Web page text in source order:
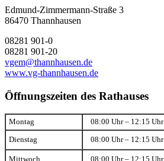
Edmund-Zimmermann-Straße 3
86470 Thannhausen
08281 901-0
08281 901-20
vgem@thannhausen.de
www.vg-thannhausen.de
Öffnungszeiten des Rathauses
Montag 08:00 Uhr – 12:15 Uhr
Dienstag 08:00 Uhr – 12:15 Uhr